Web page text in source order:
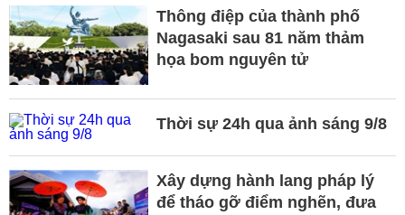
Thông điệp của thành phố
Nagasaki sau 81 năm thảm
họa bom nguyên tử
Thời sự 24h qua ảnh sáng 9/8
Xây dựng hành lang pháp lý
để tháo gỡ điểm nghẽn, đưa